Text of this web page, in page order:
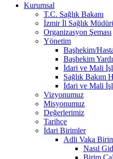
Kurumsal
T.C. Sağlık Bakanı
İzmir İl Sağlık
Organizasyon Şeması
Yönetim
Başhekim/
Başhekim
İdari ve Mali
Sağlık Bakım
İdari ve Mali
Vizyonumuz
Misyonumuz
Değerlerimiz
Tarihçe
İdari Birimler
Adli Vaka
Nasıl
Birim